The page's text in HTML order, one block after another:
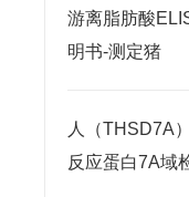
游离脂肪酸
明书-测定猪
人（THSD7A
反应蛋白7A域